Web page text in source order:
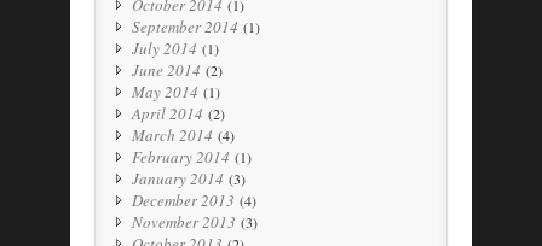
October 2014 (1)
September 2014 (1)
July 2014 (1)
June 2014 (2)
May 2014 (1)
April 2014 (2)
March 2014 (4)
February 2014 (1)
January 2014 (3)
December 2013 (4)
November 2013 (3)